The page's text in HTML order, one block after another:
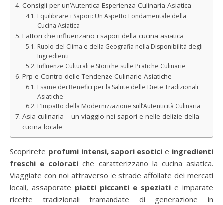
Consigli per un’Autentica Esperienza Culinaria Asiatica
Equilibrare i Sapori: Un Aspetto Fondamentale della
Cucina Asiatica
Fattori che influenzano i sapori della cucina asiatica
Ruolo del Clima e della Geografia nella Disponibilità degli
Ingredienti
Influenze Culturali e Storiche sulle Pratiche Culinarie
Prp e Contro delle Tendenze Culinarie Asiatiche
Esame dei Benefici per la Salute delle Diete Tradizionali
Asiatiche
L’Impatto della Modernizzazione sull’Autenticità Culinaria
Asia culinaria – un viaggio nei sapori e nelle delizie della
cucina locale
Scoprirete profumi intensi, sapori esotici e ingredienti
freschi e colorati che caratterizzano la cucina asiatica.
Viaggiate con noi attraverso le strade affollate dei mercati
locali, assaporate piatti piccanti e speziati e imparate
ricette tradizionali tramandate di generazione in